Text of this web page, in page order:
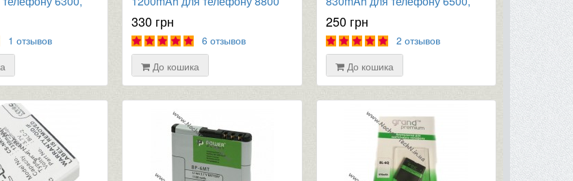
та ін.
1 отзывов
Carbon, 5530, Asha 305, 3120
330 грн
6 отзывов
До кошика
7900P та інші
250 грн
2 отзывов
До кошика